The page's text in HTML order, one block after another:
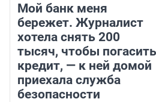
Мой банк меня
бережет. Журналист
хотела снять 200
тысяч, чтобы погасить
кредит, — к ней домой
приехала служба
безопасности